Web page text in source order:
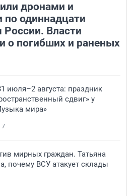
дронами и
по одиннадцати
России. Власти
о погибших и раненых
июля–2 августа: праздник
сдвиг» у
мира»
7
мирных граждан. Татьяна
почему ВСУ атакует склады